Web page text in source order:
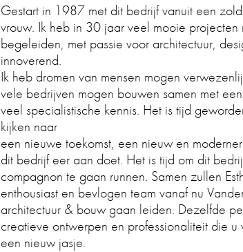
Gestart in 1987 met dit bedrijf vanuit een
vrouw. Ik heb in 30 jaar veel mooie projecten
begeleiden, met passie voor architectuur,
innoverend.
Ik heb dromen van mensen mogen
vele bedrijven mogen bouwen samen met
veel specialistische kennis. Het is tijd
kijken naar
een nieuwe toekomst, een nieuw en
dit bedrijf eer aan doet. Het is tijd om dit
compagnon te gaan runnen. Samen zullen
enthousiast en bevlogen team vanaf nu
architectuur & bouw gaan leiden. Dezelfde
creatieve ontwerpen en professionaliteit die
een nieuw jasje.